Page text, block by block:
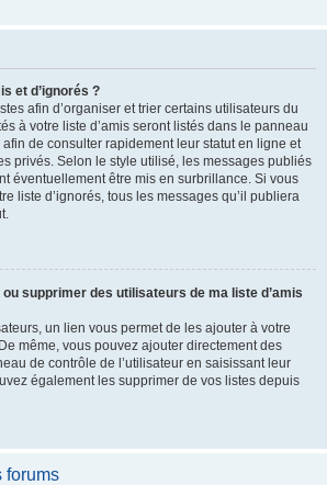
et d’ignorés ?
afin d’organiser et trier certains utilisateurs du
à votre liste d’amis seront listés dans le panneau
de consulter rapidement leur statut en ligne et
privés. Selon le style utilisé, les messages publiés
éventuellement être mis en surbrillance. Si vous
liste d’ignorés, tous les messages qu’il publiera
supprimer des utilisateurs de ma liste d’amis
un lien vous permet de les ajouter à votre
même, vous pouvez ajouter directement des
de contrôle de l’utilisateur en saisissant leur
également les supprimer de vos listes depuis
forums